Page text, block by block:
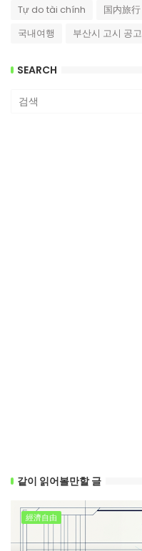
Tự do tài chính 国内旅行
국내여행
부산시 고시 공고
SEARCH
같이 읽어볼만할 글
經濟自由